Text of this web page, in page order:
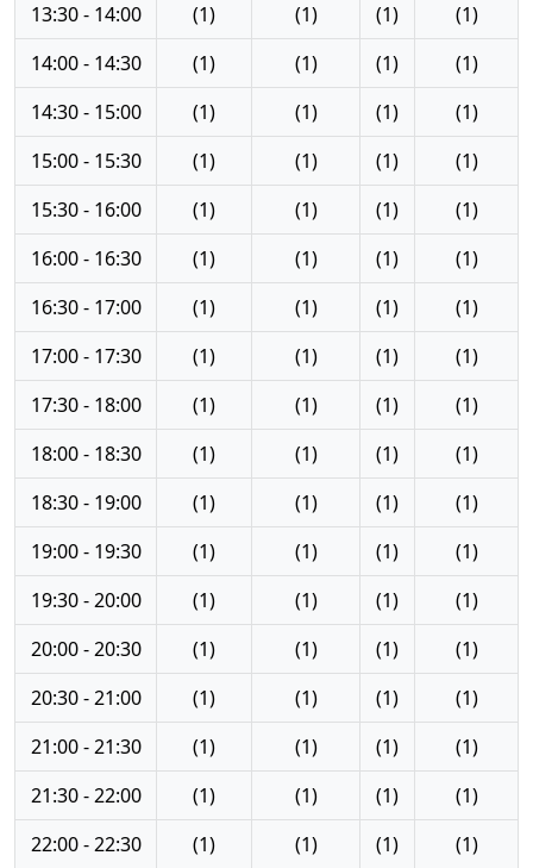
13:30 - 14:00
(1) (1) (1)
(1)
14:00 - 14:30
(1) (1) (1)
(1)
14:30 - 15:00
(1) (1) (1)
(1)
15:00 - 15:30
(1) (1) (1)
(1)
15:30 - 16:00
(1) (1) (1)
(1)
16:00 - 16:30
(1) (1) (1)
(1)
16:30 - 17:00
(1) (1) (1)
(1)
17:00 - 17:30
(1) (1) (1)
(1)
17:30 - 18:00
(1) (1) (1)
(1)
18:00 - 18:30
(1) (1) (1)
(1)
18:30 - 19:00
(1) (1) (1)
(1)
19:00 - 19:30
(1) (1) (1)
(1)
19:30 - 20:00
(1) (1) (1)
(1)
20:00 - 20:30
(1) (1) (1)
(1)
20:30 - 21:00
(1) (1) (1)
(1)
21:00 - 21:30
(1) (1) (1)
(1)
21:30 - 22:00
(1) (1) (1)
(1)
22:00 - 22:30
(1) (1) (1) (1)